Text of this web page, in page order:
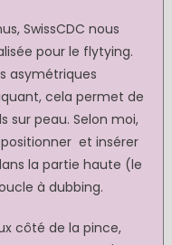
SwissCDC nous
pour le flytying.
asymétriques
cela permet de
sur peau. Selon moi,
et insérer
la partie haute (le
à dubbing.
côté de la pince,